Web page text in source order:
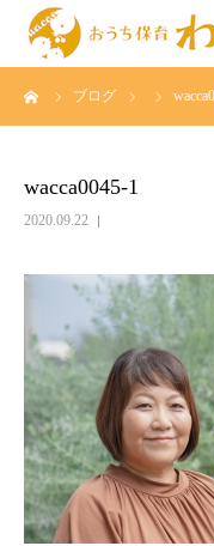
ブログ
wacca0045-1
2020.09.22
TOP
法人様の託児
広島のベビーシッ
イベント